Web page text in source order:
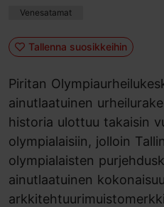
Venesatamat
Tallenna suosikkeihin
Piritan
ainutlaatuinen
historia ulottuu takaisin
olympialaisiin, jolloin
olympialaisten
ainutlaatuinen